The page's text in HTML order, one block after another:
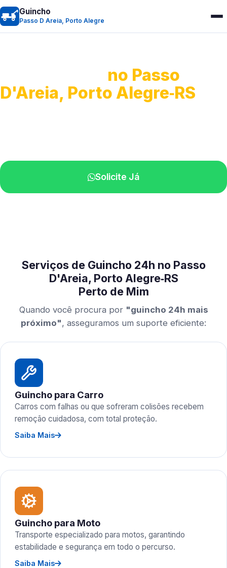
Guincho
Passo D Areia, Porto Alegre
no Passo
D'Areia, Porto Alegre‑RS
Solicite Já
Serviços de Guincho 24h no Passo
D'Areia, Porto Alegre‑RS
Perto de Mim
Quando você procura por "guincho 24h mais
próximo", asseguramos um suporte eficiente:
Guincho para Carro
Carros com falhas ou que sofreram colisões recebem
remoção cuidadosa, com total proteção.
Saiba Mais
Guincho para Moto
Transporte especializado para motos, garantindo
estabilidade e segurança em todo o percurso.
Saiba Mais